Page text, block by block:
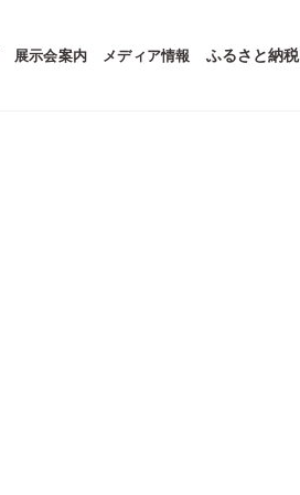
展示会案内 メディア情報 ふるさと納税